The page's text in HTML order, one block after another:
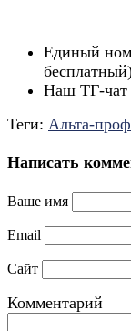
Единый
Наш ТГ-чат
Теги: Альта-
Написать
Ваше имя
Email
Сайт
Комментарий